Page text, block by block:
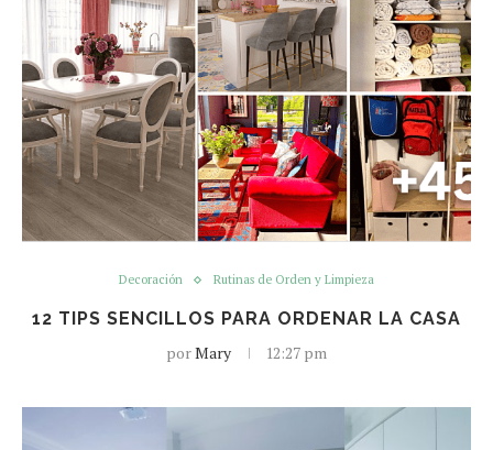
Decoración Rutinas de Orden y Limpieza
12 TIPS SENCILLOS PARA ORDENAR LA CASA
porMary 12:27 pm